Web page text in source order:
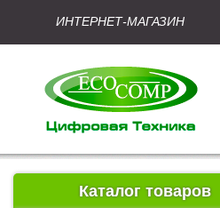
ИНТЕРНЕТ-МАГАЗИН
Каталог товаров